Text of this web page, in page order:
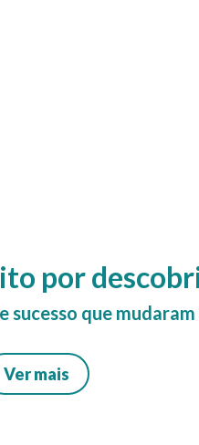
por
que
Ver mais